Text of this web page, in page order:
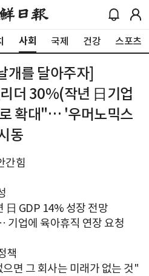
사회 국제 건강 스포츠
개를 달아주자]
더 30%(작년 日기업
확대"… '우머노믹스
동
간힘
日 GDP 14% 성장 전망
기업에 육아휴직 연장 요청
책
면 그 회사는 미래가 없는 것"